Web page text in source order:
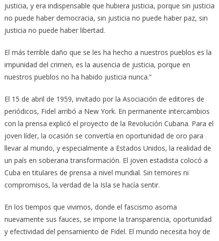
justicia, y era indispensable que hubiera justicia, porque sin justicia
no puede haber democracia, sin justicia no puede haber paz, sin
justicia no puede haber libertad.
El más terrible daño que se les ha hecho a nuestros pueblos es la
impunidad del crimen, es la ausencia de justicia, porque en
nuestros pueblos no ha habido justicia nunca.”
El 15 de abril de 1959, invitado por la Asociación de editores de
periódicos, Fidel arribó a New York. En permanente intercambios
con la prensa explicó el proyecto de la Revolución Cubana. Para el
joven líder, la ocasión se convertía en oportunidad de oro para
llevar al mundo, y especialmente a Estados Unidos, la realidad de
un país en soberana transformación. El joven estadista colocó a
Cuba en titulares de prensa a nivel mundial. Sin temores ni
compromisos, la verdad de la Isla se hacía sentir.
En los tiempos que vivimos, donde el fascismo asoma
nuevamente sus fauces, se impone la transparencia, oportunidad
y efectividad del pensamiento de Fidel. El mundo necesita hoy de